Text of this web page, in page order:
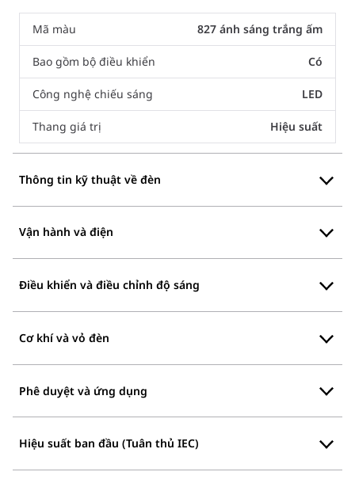
Mã màu 827 ánh sáng trắng ấm
Bao gồm bộ điều khiển Có
Công nghệ chiếu sáng LED
Thang giá trị Hiệu suất
Thông tin kỹ thuật về đèn
Vận hành và điện
Điều khiển và điều chỉnh độ sáng
Cơ khí và vỏ đèn
Phê duyệt và ứng dụng
Hiệu suất ban đầu (Tuân thủ IEC)